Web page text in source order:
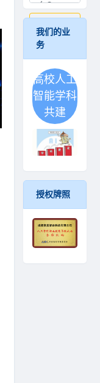
我们的业
务
高校人工
智能学科
共建
授权牌照